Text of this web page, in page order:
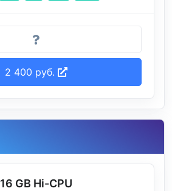
2 400 руб.
16 GB Hi-CPU